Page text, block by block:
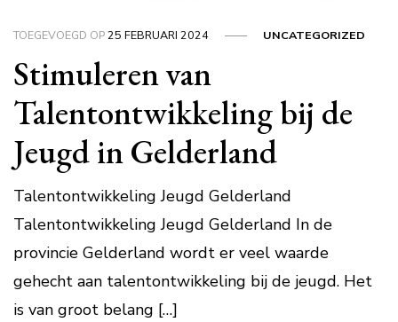
TOEGEVOEGD OP25 FEBRUARI 2024 UNCATEGORIZED
Stimuleren van
Talentontwikkeling bij de
Jeugd in Gelderland
Talentontwikkeling Jeugd Gelderland
Talentontwikkeling Jeugd Gelderland In de
provincie Gelderland wordt er veel waarde
gehecht aan talentontwikkeling bij de jeugd. Het
is van groot belang […]